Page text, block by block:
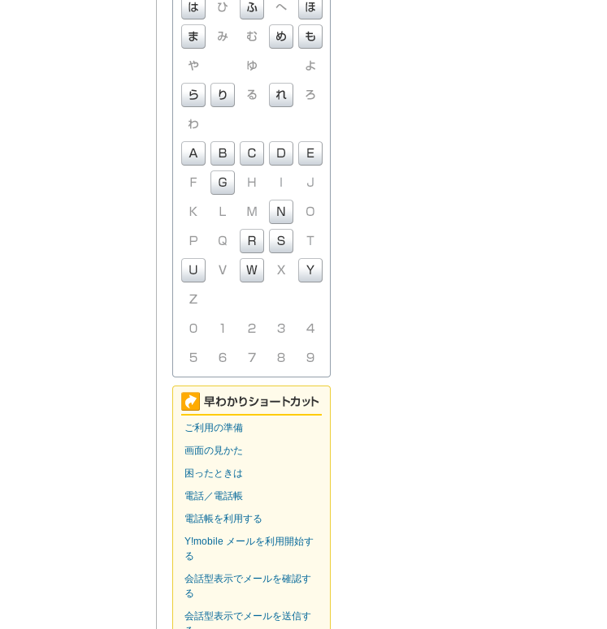
ご利用の準備
画面の見かた
困ったときは
電話／電話帳
電話帳を利用する
Y!mobile メールを利用開始す
る
会話型表示でメールを確認す
る
会話型表示でメールを送信す